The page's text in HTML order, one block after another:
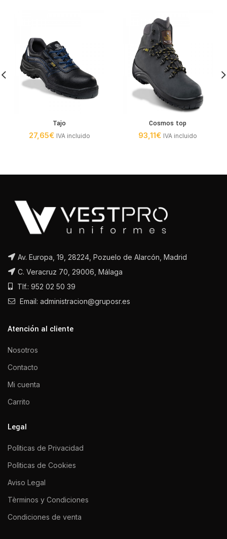
Tajo
27,65€ IVA incluido
Cosmos top
93,11€ IVA incluido
Av. Europa, 19, 28224, Pozuelo de Alarcón, Madrid
C. Veracruz 70, 29006, Málaga
Tlf.: 952 02 50 39
Email: administracion@gruposr.es
Atención al cliente
Nosotros
Contacto
Mi cuenta
Carrito
Legal
Polìticas de Privacidad
Polìticas de Cookies
Aviso Legal
Tèrminos y Condiciones
Condiciones de venta